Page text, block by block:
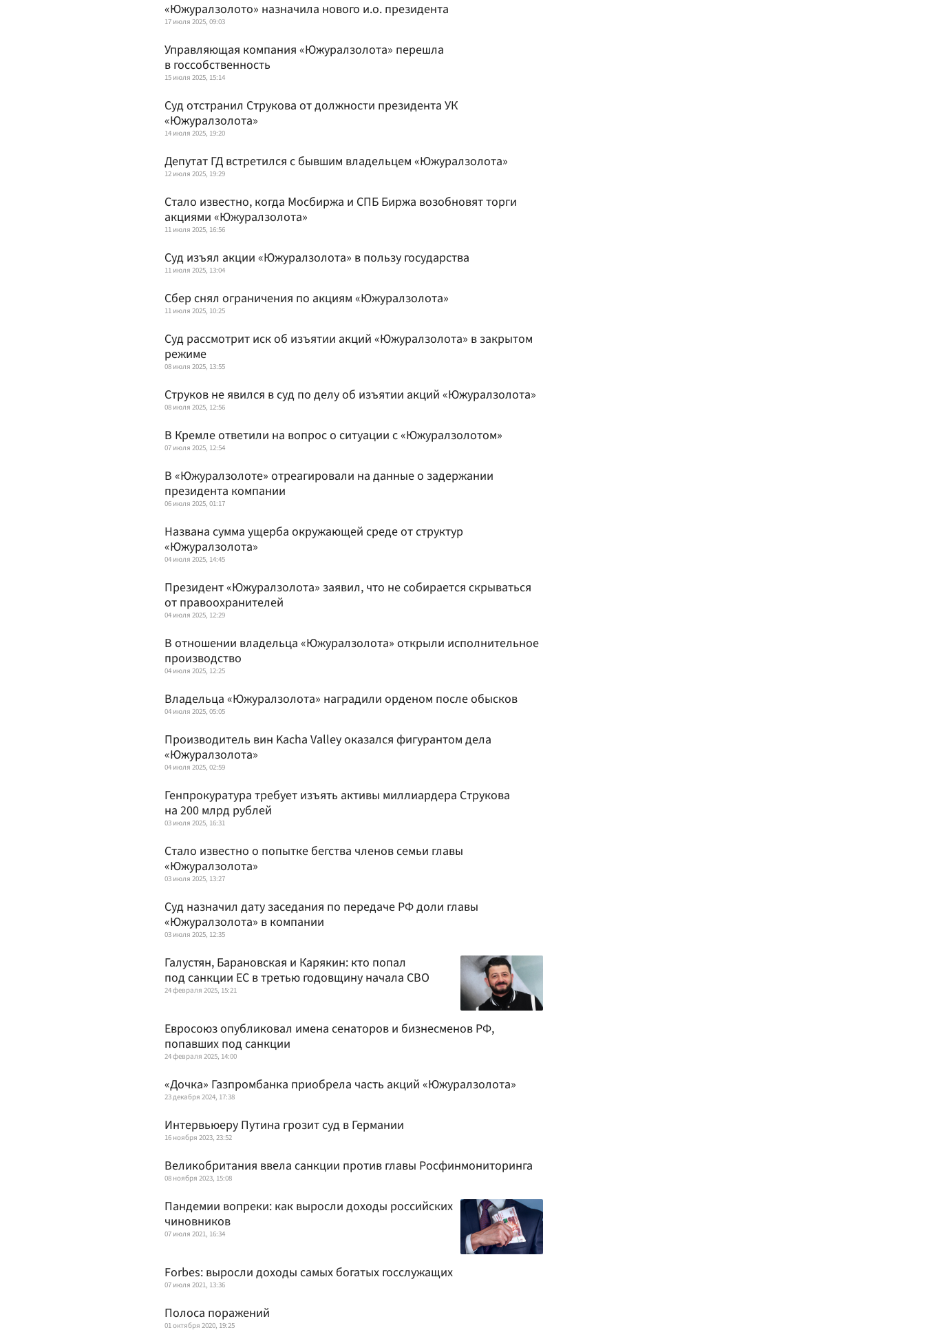
«Южуралзолото» назначила нового и.о. президента
17 июля 2025, 09:03
Управляющая компания «Южуралзолота» перешла
в госсобственность
15 июля 2025, 15:14
Суд отстранил Струкова от должности президента УК
«Южуралзолота»
14 июля 2025, 19:20
Депутат ГД встретился с бывшим владельцем «Южуралзолота»
12 июля 2025, 19:29
Стало известно, когда Мосбиржа и СПБ Биржа возобновят торги
акциями «Южуралзолота»
11 июля 2025, 16:56
Суд изъял акции «Южуралзолота» в пользу государства
11 июля 2025, 13:04
Сбер снял ограничения по акциям «Южуралзолота»
11 июля 2025, 10:25
Суд рассмотрит иск об изъятии акций «Южуралзолота» в закрытом
режиме
08 июля 2025, 13:55
Струков не явился в суд по делу об изъятии акций «Южуралзолота»
08 июля 2025, 12:56
В Кремле ответили на вопрос о ситуации с «Южуралзолотом»
07 июля 2025, 12:54
В «Южуралзолоте» отреагировали на данные о задержании
президента компании
06 июля 2025, 01:17
Названа сумма ущерба окружающей среде от структур
«Южуралзолота»
04 июля 2025, 14:45
Президент «Южуралзолота» заявил, что не собирается скрываться
от правоохранителей
04 июля 2025, 12:29
В отношении владельца «Южуралзолота» открыли исполнительное
производство
04 июля 2025, 12:25
Владельца «Южуралзолота» наградили орденом после обысков
04 июля 2025, 05:05
Производитель вин Kacha Valley оказался фигурантом дела
«Южуралзолота»
04 июля 2025, 02:59
Генпрокуратура требует изъять активы миллиардера Струкова
на 200 млрд рублей
03 июля 2025, 16:31
Стало известно о попытке бегства членов семьи главы
«Южуралзолота»
03 июля 2025, 13:27
Суд назначил дату заседания по передаче РФ доли главы
«Южуралзолота» в компании
03 июля 2025, 12:35
Галустян, Барановская и Карякин: кто попал
под санкции ЕС в третью годовщину начала СВО
24 февраля 2025, 15:21
Евросоюз опубликовал имена сенаторов и бизнесменов РФ,
попавших под санкции
24 февраля 2025, 14:00
«Дочка» Газпромбанка приобрела часть акций «Южуралзолота»
23 декабря 2024, 17:38
Интервьюеру Путина грозит суд в Германии
16 ноября 2023, 23:52
Великобритания ввела санкции против главы Росфинмониторинга
08 ноября 2023, 15:08
Пандемии вопреки: как выросли доходы российских
чиновников
07 июля 2021, 16:34
Forbes: выросли доходы самых богатых госслужащих
07 июля 2021, 13:36
Полоса поражений
01 октября 2020, 19:25